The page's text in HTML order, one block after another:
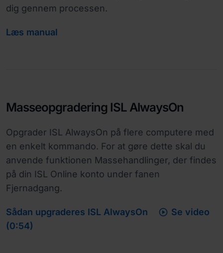
dig gennem processen.
Læs manual
Masseopgradering ISL AlwaysOn
Opgrader ISL AlwaysOn på flere computere med
en enkelt kommando. For at gøre dette skal du
anvende funktionen Massehandlinger, der findes
på din ISL Online konto under fanen
Fjernadgang.
Sådan upgraderes ISL AlwaysOn  Se video
(0:54)